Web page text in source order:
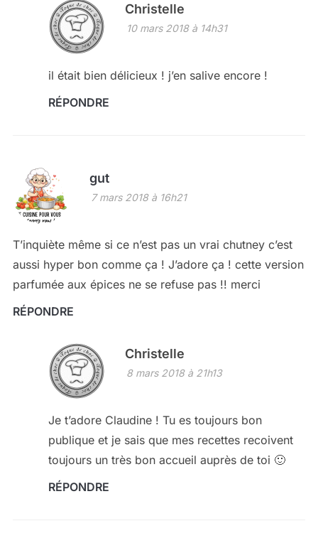
Christelle
10 mars 2018 à 14h31
il était bien délicieux ! j’en salive encore !
RÉPONDRE
gut
7 mars 2018 à 16h21
T’inquiète même si ce n’est pas un vrai chutney c’est
aussi hyper bon comme ça ! J’adore ça ! cette version
parfumée aux épices ne se refuse pas !! merci
RÉPONDRE
Christelle
8 mars 2018 à 21h13
Je t’adore Claudine ! Tu es toujours bon
publique et je sais que mes recettes recoivent
toujours un très bon accueil auprès de toi 🙂
RÉPONDRE